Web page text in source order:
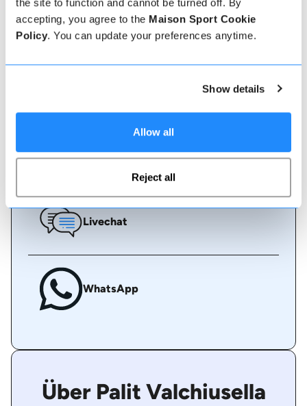
the site to function and cannot be turned off. By
accepting, you agree to the Maison Sport Cookie
Policy. You can update your preferences anytime.
Show details
Allow all
Reject all
stets zur Verfügung, um zu helfen - buchen Sie
sofort online oder sprechen Sie mit unserem
Team, wenn Sie Hilfe benötigen.
Rufen Sie uns an
Livechat
WhatsApp
Über Palit Valchiusella